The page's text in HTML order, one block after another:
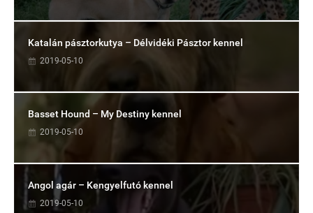
Katalán pásztorkutya – Délvidéki Pásztor kennel
2019-05-10
Basset Hound – My Destiny kennel
2019-05-10
Angol agár – Kengyelfutó kennel
2019-05-10